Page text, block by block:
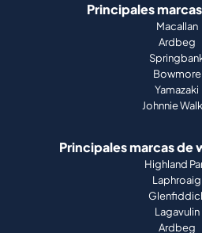
Principales
Macallan
Ardbeg
Bowmore
Yamazaki
Johnnie
Principales marcas de
Highland
Laphroaig
Lagavulin
Ardbeg